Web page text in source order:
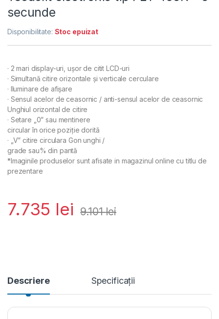
secunde
Disponibilitate: Stoc epuizat
· 2 mari display-uri, uşor de citit LCD-uri
· Simultană citire orizontale şi verticale cerculare
· Iluminare de afişare
· Sensul acelor de ceasornic / anti-sensul acelor de ceasornic
Unghiul orizontal de citire
· Setare „0” sau mentinere
circular în orice poziţie dorită
· „V” citire circulara Gon unghi /
grade sau% din pantă
*Imaginile produselor sunt afisate in magazinul online cu titlu de
prezentare
7.735 lei 9.101lei
Descriere Specificații